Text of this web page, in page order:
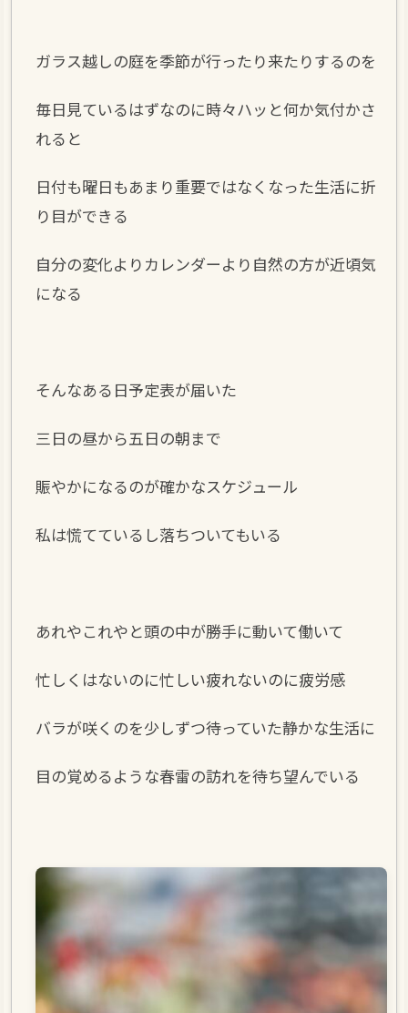
ガラス越しの庭を季節が行ったり来たりするのを
毎日見ているはずなのに時々ハッと何か気付かさ
れると
日付も曜日もあまり重要ではなくなった生活に折
り目ができる
自分の変化よりカレンダーより自然の方が近頃気
になる
そんなある日予定表が届いた
三日の昼から五日の朝まで
賑やかになるのが確かなスケジュール
私は慌てているし落ちついてもいる
あれやこれやと頭の中が勝手に動いて働いて
忙しくはないのに忙しい疲れないのに疲労感
バラが咲くのを少しずつ待っていた静かな生活に
目の覚めるような春雷の訪れを待ち望んでいる